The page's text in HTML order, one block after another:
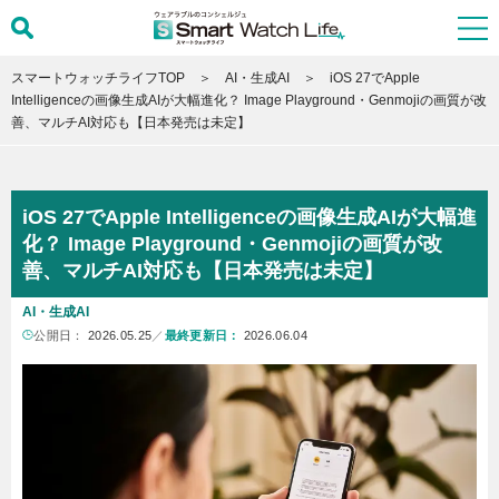
スマートウォッチライフTOP AI・生成AI
iOS 27でApple
Intelligenceの画像生成AIが大幅進化？ Image Playground・Genmojiの画質が改
善、マルチAI対応も【日本発売は未定】
iOS 27でApple Intelligenceの画像生成AIが大幅進
化？ Image Playground・Genmojiの画質が改
善、マルチAI対応も【日本発売は未定】
AI・生成AI
公開日： 2026.05.25 ／ 最終更新日： 2026.06.04